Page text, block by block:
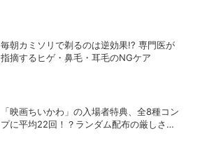
毎朝カミソリで剃るのは逆効果!? 専門医が
指摘するヒゲ・鼻毛・耳毛のNGケア
「映画ちいかわ」の入場者特典、全8種コン
プに平均22回！？ランダム配布の厳しさに